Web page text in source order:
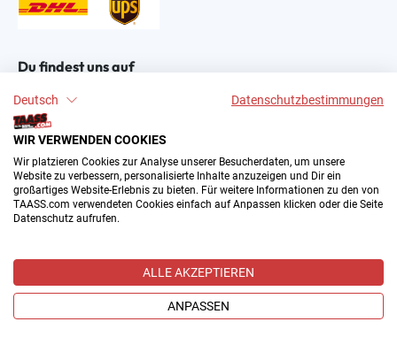
Deutsch Datenschutzbestimmungen
WIR VERWENDEN COOKIES
Wir platzieren Cookies zur Analyse unserer Besucherdaten, um unsere
Website zu verbessern, personalisierte Inhalte anzuzeigen und Dir ein
großartiges Website-Erlebnis zu bieten. Für weitere Informationen zu den von
TAASS.com verwendeten Cookies einfach auf Anpassen klicken oder die Seite
Datenschutz aufrufen.
ALLE AKZEPTIEREN
ANPASSEN
Du findest uns auf
2004–∞ © by The All American Sports Store GmbH
(TAASS®). Dein Online Shop für amerikanische Sport-
Alle Preise inkl. gesetzl. Mehrwertsteuer zzgl.
Versandkostenund ggf. Nachnahmegebühren, wenn nicht